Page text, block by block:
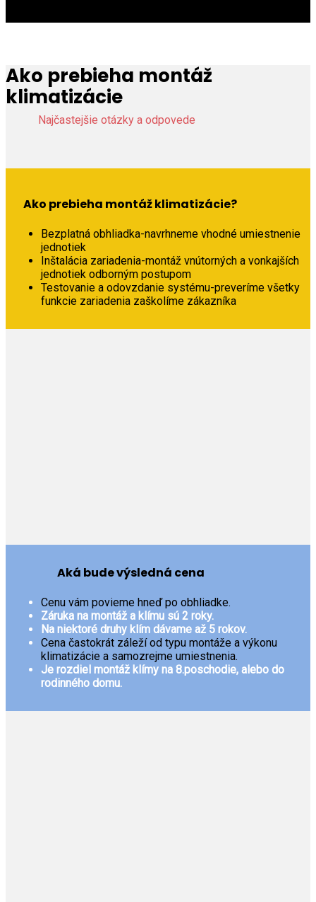
Ako prebieha montáž
klimatizácie
Najčastejšie otázky a odpovede
Ako prebieha montáž klimatizácie?
Bezplatná obhliadka-navrhneme vhodné umiestnenie
jednotiek
Inštalácia zariadenia-montáž vnútorných a vonkajších
jednotiek odborným postupom
Testovanie a odovzdanie systému-preveríme všetky
funkcie zariadenia zaškolíme zákazníka
Aká bude výsledná cena
Cenu vám povieme hneď po obhliadke.
Záruka na montáž a klímu sú 2 roky.
Na niektoré druhy klím dávame až 5 rokov.
Cena častokrát záleží od typu montáže a výkonu
klimatizácie a samozrejme umiestnenia.
Je rozdiel montáž klímy na 8.poschodie, alebo do
rodinného domu.